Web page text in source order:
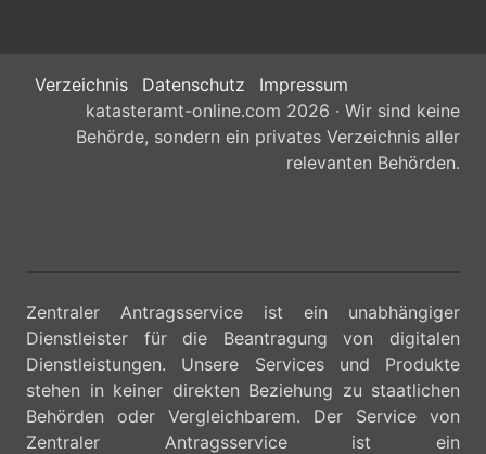
Verzeichnis Datenschutz
Impressum
katasteramt-online.com 2026 · Wir sind keine
Behörde, sondern ein privates Verzeichnis aller
relevanten Behörden.
Zentraler Antragsservice ist ein unabhängiger
Dienstleister für die Beantragung von digitalen
Dienstleistungen. Unsere Services und Produkte
stehen in keiner direkten Beziehung zu staatlichen
Behörden oder Vergleichbarem. Der Service von
Zentraler Antragsservice ist ein